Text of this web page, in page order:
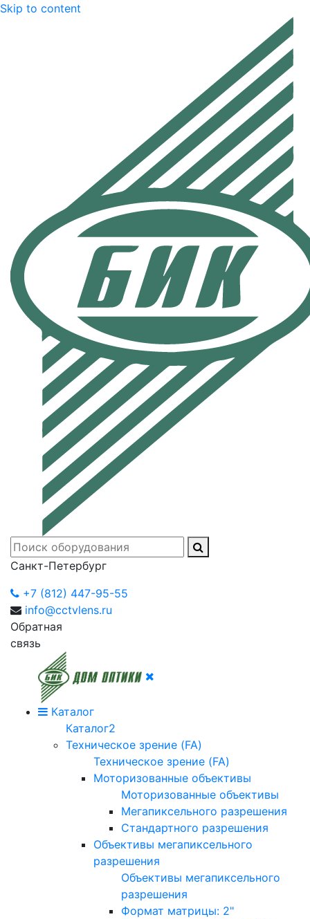
Skip to content
Санкт-Петербург
+7 (812) 447-95-55
info@cctvlens.ru
Обратная
связь
Каталог
Каталог2
Техническое зрение (FA)
Техническое зрение (FA)
Моторизованные объективы
Моторизованные объективы
Мегапиксельного разрешения
Стандартного разрешения
Объективы мегапиксельного
разрешения
Объективы мегапиксельного
разрешения
Формат матрицы: 2"